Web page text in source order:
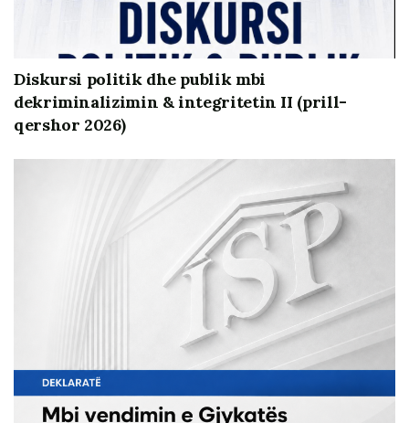
grupit të ekspertëve që ISP zotëron, ndërmarri nismën
informuese “Bashki e Hapur” e cila konsistoi në takimet
përdorin ligjin e të drejtës së informimit në funksion të
transparencës, informimit publik dhe llogaridhënies
për cështjet lokale dhe personale në lidhje me bashkitë
e reja.
Broshura informuese e projektit BASHKI E HAPUR
BASHKI E HAPUR – KODI I TRANSPARENCES
http://www.levizalbania.al/images/Raport-per-te-
Diskursi politik dhe publik mbi
dekriminalizimin & integritetin II (prill-
qershor 2026)